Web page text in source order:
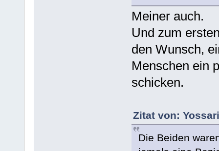
Meiner auch.
Und zum
den Wunsch,
Menschen ein
schicken.
Zitat von:
Die Beiden